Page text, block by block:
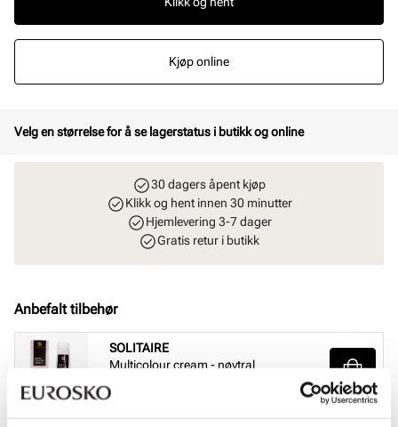
Kjøp online
Velg en størrelse for å se lagerstatus i butikk og online
30 dagers åpent kjøp
Klikk og hent innen 30 minutter
Hjemlevering 3-7 dager
Gratis retur i butikk
Anbefalt tilbehør
SOLITAIRE
Multicolour cream - nøytral